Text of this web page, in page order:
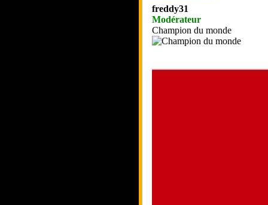
freddy31
Modérateur
Champion du monde